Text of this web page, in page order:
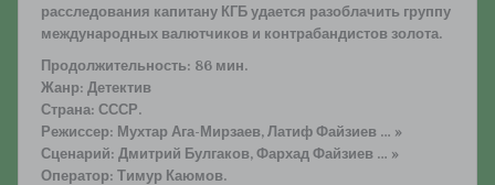
расследования капитану КГБ удается разоблачить группу
международных валютчиков и контрабандистов золота.
Продолжительность: 86 мин.
Жанр: Детектив
Страна: СССР.
Режиссер: Мухтар Ага-Мирзаев, Латиф Файзиев … »
Сценарий: Дмитрий Булгаков, Фархад Файзиев … »
Оператор: Тимур Каюмов.